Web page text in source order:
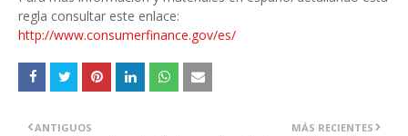
regla consultar este enlace:
http://www.consumerfinance.gov/es/
MÁS RECIENTES
ANTIGUOS